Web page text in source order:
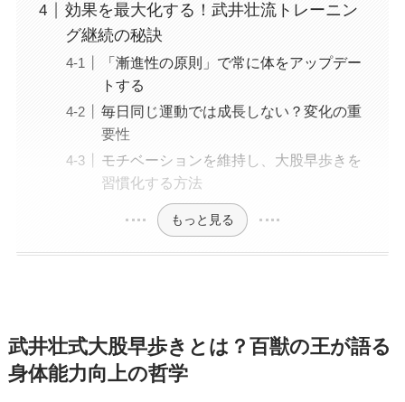
効果を最大化する！武井壮流トレーニン
グ継続の秘訣
「漸進性の原則」で常に体をアップデー
トする
毎日同じ運動では成長しない？変化の重
要性
モチベーションを維持し、大股早歩きを
習慣化する方法
もっと見る
武井壮式大股早歩きとは？百獣の王が語る
身体能力向上の哲学